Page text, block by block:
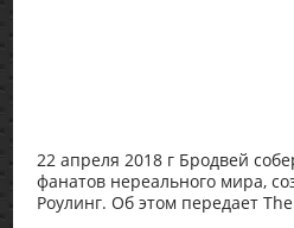
22 апреля 2018 г Бродвей
фанатов нереального мира,
Роулинг. Об этом передает